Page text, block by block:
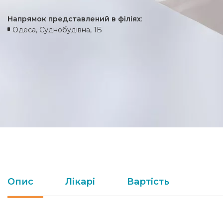
Напрямок представлений в філіях:
Одеса, Суднобудівна, 1Б
Опис Лікарі Вартість